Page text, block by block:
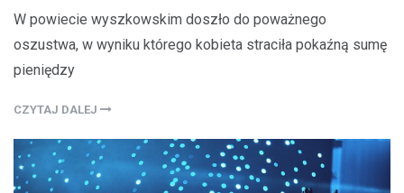
W powiecie wyszkowskim doszło do poważnego
oszustwa, w wyniku którego kobieta straciła pokaźną sumę
pieniędzy
CZYTAJ DALEJ